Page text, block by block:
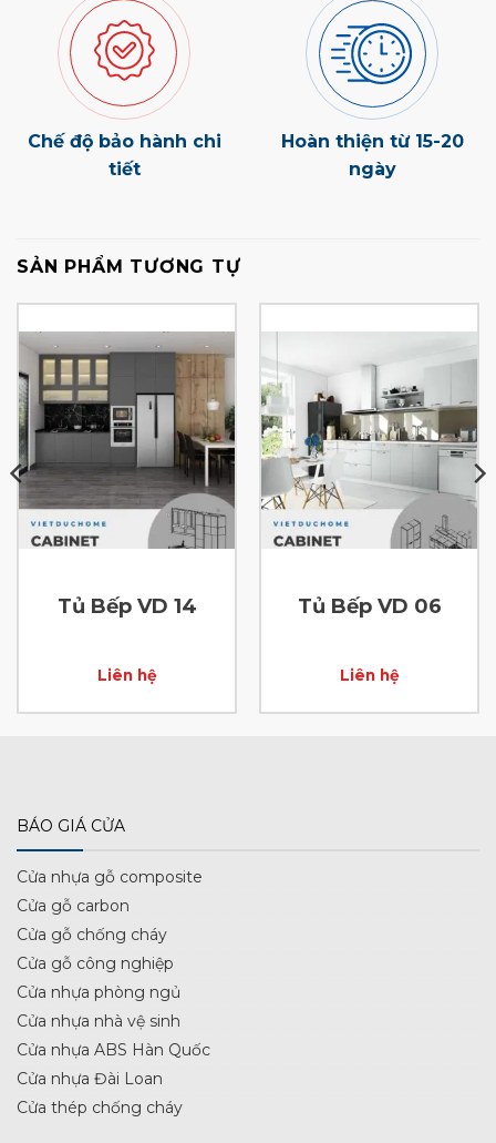
Chế độ bảo hành chi
tiết
Hoàn thiện từ 15-20
ngày
SẢN PHẨM TƯƠNG TỰ
Tủ Bếp VD 14
Liên hệ
Tủ Bếp VD 06
Liên hệ
BÁO GIÁ CỬA
Cửa nhựa gỗ composite
Cửa gỗ carbon
Cửa gỗ chống cháy
Cửa gỗ công nghiệp
Cửa nhựa phòng ngủ
Cửa nhựa nhà vệ sinh
Cửa nhựa ABS Hàn Quốc
Cửa nhựa Đài Loan
Cửa thép chống cháy